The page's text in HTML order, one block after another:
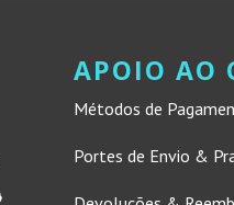
APOIO AO
Métodos de
Portes de Envio &